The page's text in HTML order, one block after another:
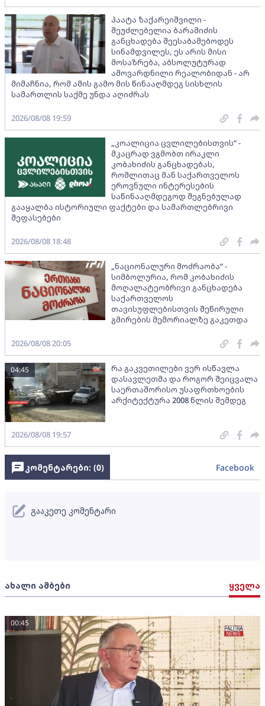
პაატა ზაქარეიშვილი -
შეუძლებელია ბარამიძის
განცხადება შეესაბამებოდეს
სინამდვილეს, ეს არის მისი
მოსაზრება, აბსოლუტურად
ამოვარდნილი რეალობიდან - არ
მიმაჩნია, რომ ამის გამო მის წინააღმდეგ სისხლის
სამართლის საქმე უნდა აღიძრას
2026/08/08 19:59
„კოალიცია ცვლილებისთვის“ -
მკაცრად ვგმობთ ირაკლი
კობახიძის განცხადებას,
რომლითაც მან საქართველოს
ეროვნული ინტერესების
საწინააღმდეგოდ შეგნებულად
გააყალბა ისტორიული ფაქტები და სამართლებრივი
შეფასებები
2026/08/08 18:48
„ნაციონალური მოძრაობა“ -
სიმბოლურია, რომ კობახიძის
მოღალატეობრივი განცხადება
საქართველოს
თავისუფლებისთვის შეწირული
გმირების მემორიალზე გაკეთდა
2026/08/08 20:05
რა გაკვეთილები ვერ ისწავლა
დასავლეთმა და როგორ შეიცვალა
საერთაშორისო უსაფრთხოების
არქიტექტურა 2008 წლის შემდეგ
04:45
2026/08/08 19:57
ახალი ამბები ყველა
00:45
კომენტარები: (0) Facebook
გააკეთე კომენტარი